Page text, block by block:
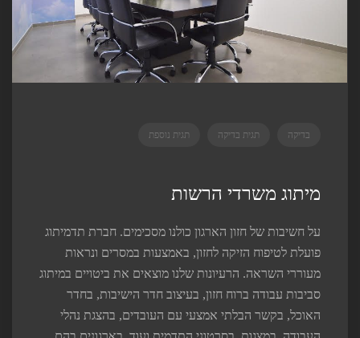
בדיקה תגית בדיקה תגית נוספת
מיתוג משרדי הרשות
על חשיבות של חזון הארגון כולנו מסכימים‫. חברת תדמיתוג
פועלת לטיפוח הזיקה לחזון, באמצעות במסרים ונראות
מעוררי השראה. הרעיונות שלנו מוצאים את ביטויים במיתוג
סביבות עבודה ברוח חזון‫, בעיצוב חדר הישיבות, בחדר
האוכל, בקשר הבלתי אמצעי עם העובדים‫, בהצגת נהלי